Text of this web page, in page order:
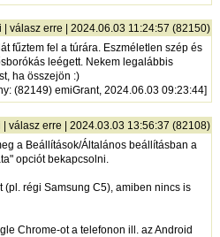
|válasz erre | 2024.06.03 11:24:57 (82150)
fűztem fel a túrára. Eszméletlen szép és
leégett. Nekem legalábbis
ha összejön :)
: (82149) emiGrant, 2024.06.03 09:23:44]
|válasz erre | 2024.03.03 13:56:37 (82108)
a Beállítások/Általános beállításban a
opciót bekapcsolni.
régi Samsung C5), amiben nincs is
Chrome-ot a telefonon ill. az Android